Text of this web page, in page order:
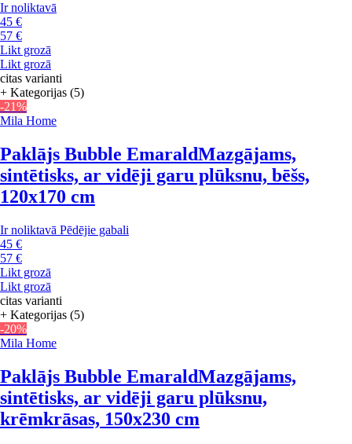
Ir noliktavā
45 €
57 €
Likt grozā
Likt grozā
citas varianti
+ Kategorijas (5)
-21%
Mila Home
Paklājs Bubble EmaraldMazgājams,
sintētisks, ar vidēji garu plūksnu, bēšs,
120x170 cm
Ir noliktavā Pēdējie gabali
45 €
57 €
Likt grozā
Likt grozā
citas varianti
+ Kategorijas (5)
-20%
Mila Home
Paklājs Bubble EmaraldMazgājams,
sintētisks, ar vidēji garu plūksnu,
krēmkrāsas, 150x230 cm